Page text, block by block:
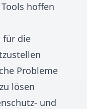
hoffen
für die
Probleme
lösen
und